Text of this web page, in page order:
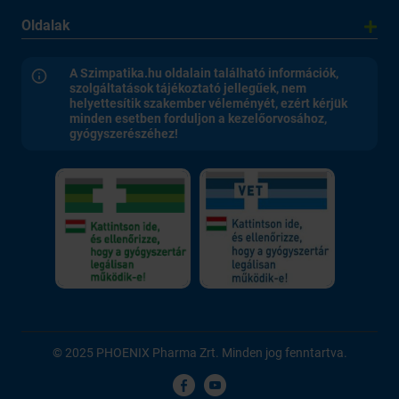
Oldalak
A Szimpatika.hu oldalain található információk,
szolgáltatások tájékoztató jellegűek, nem
helyettesítik szakember véleményét, ezért kérjük
minden esetben forduljon a kezelőorvosához,
gyógyszerészéhez!
© 2025 PHOENIX Pharma Zrt. Minden jog fenntartva.